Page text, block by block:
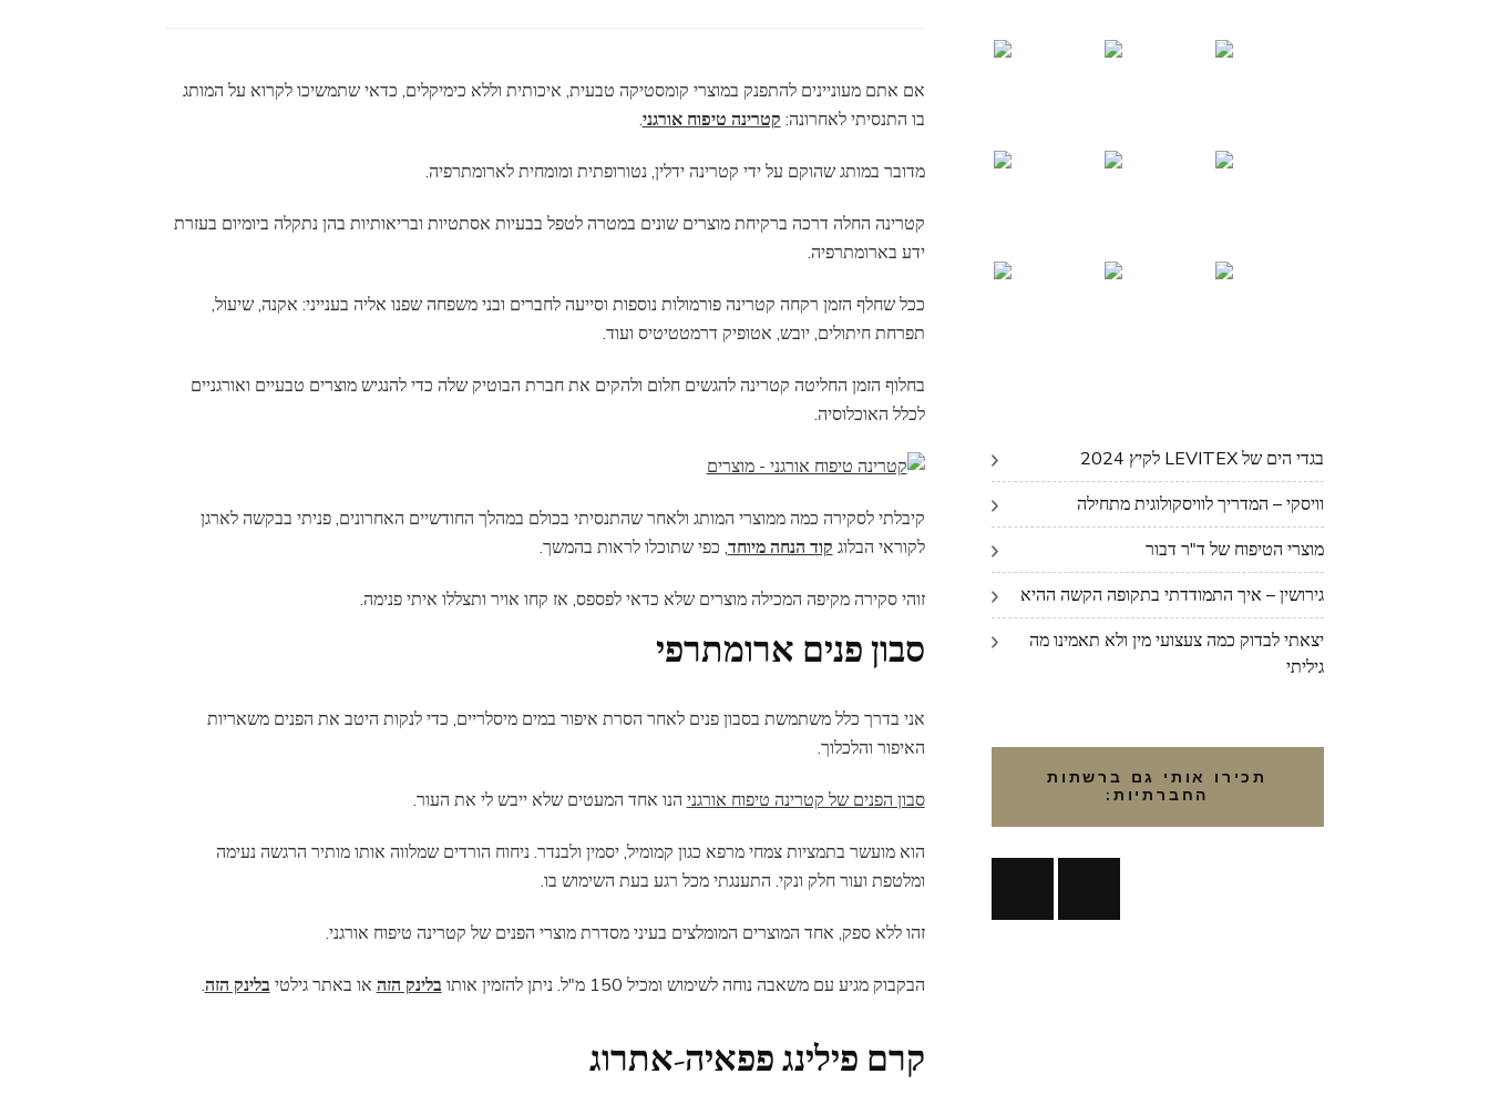
–
סקירת
מוצרים
אם אתם מעוניינים להתפנק במוצרי קומסטיקה טבעית, איכותית וללא כימיקלים, כדאי שתמשיכו לקרוא על המותג
בו התנסיתי לאחרונה: קטרינה טיפוח אורגני.
מדובר במותג שהוקם על ידי קטרינה ידלין, נטורופתית ומומחית לארומתרפיה.
קטרינה החלה דרכה ברקיחת מוצרים שונים במטרה לטפל בבעיות אסתטיות ובריאותיות בהן נתקלה ביומיום בעזרת
ידע בארומתרפיה.
ככל שחלף הזמן רקחה קטרינה פורמולות נוספות וסייעה לחברים ובני משפחה שפנו אליה בענייני: אקנה, שיעול,
תפרחת חיתולים, יובש, אטופיק דרמטטיטיס ועוד.
בחלוף הזמן החליטה קטרינה להגשים חלום ולהקים את חברת הבוטיק שלה כדי להנגיש מוצרים טבעיים ואורגניים
לכלל האוכלוסיה.
קיבלתי לסקירה כמה ממוצרי המותג ולאחר שהתנסיתי בכולם במהלך החודשיים האחרונים, פניתי בבקשה לארגן
לקוראי הבלוג קוד הנחה מיוחד, כפי שתוכלו לראות בהמשך.
זוהי סקירה מקיפה המכילה מוצרים שלא כדאי לפספס, אז קחו אויר ותצללו איתי פנימה.
סבון פנים ארומתרפי
אני בדרך כלל משתמשת בסבון פנים לאחר הסרת איפור במים מיסלריים, כדי לנקות היטב את הפנים משאריות
האיפור והלכלוך.
סבון הפנים של קטרינה טיפוח אורגני הנו אחד המעטים שלא ייבש לי את העור.
הוא מועשר בתמציות צמחי מרפא כגון קמומיל, יסמין ולבנדר. ניחוח הורדים שמלווה אותו מותיר הרגשה נעימה
ומלטפת ועור חלק ונקי. התענגתי מכל רגע בעת השימוש בו.
זהו ללא ספק, אחד המוצרים המומלצים בעיני מסדרת מוצרי הפנים של קטרינה טיפוח אורגני.
הבקבוק מגיע עם משאבה נוחה לשימוש ומכיל 150 מ"ל. ניתן להזמין אותו בלינק הזה או באתר גילטי בלינק הזה.
קרם פילינג פפאיה-אתרוג
בגדי הים של LEVITEX לקיץ 2024
וויסקי – המדריך לוויסקולוגית מתחילה
מוצרי הטיפוח של ד"ר דבור
גירושין – איך התמודדתי בתקופה הקשה ההיא
יצאתי לבדוק כמה צעצועי מין ולא תאמינו מה
גיליתי
תכירו אותי גם ברשתות
החברתיות: